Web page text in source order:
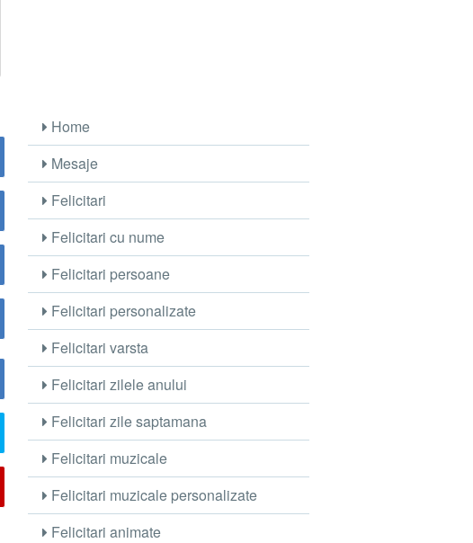
Home
Mesaje
Felicitari
Felicitari cu nume
Felicitari persoane
Felicitari personalizate
Felicitari varsta
Felicitari zilele anului
Felicitari zile saptamana
Felicitari muzicale
Felicitari muzicale personalizate
Felicitari animate